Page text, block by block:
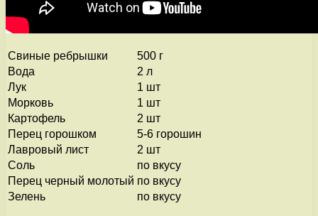
Свиные ребрышки
500 г
Вода
2 л
Лук
1 шт
Морковь
1 шт
Картофель
2 шт
Перец горошком
5-6 горошин
Лавровый лист
2 шт
Соль
по вкусу
Перец черный молотый по вкусу
Зелень
по вкусу